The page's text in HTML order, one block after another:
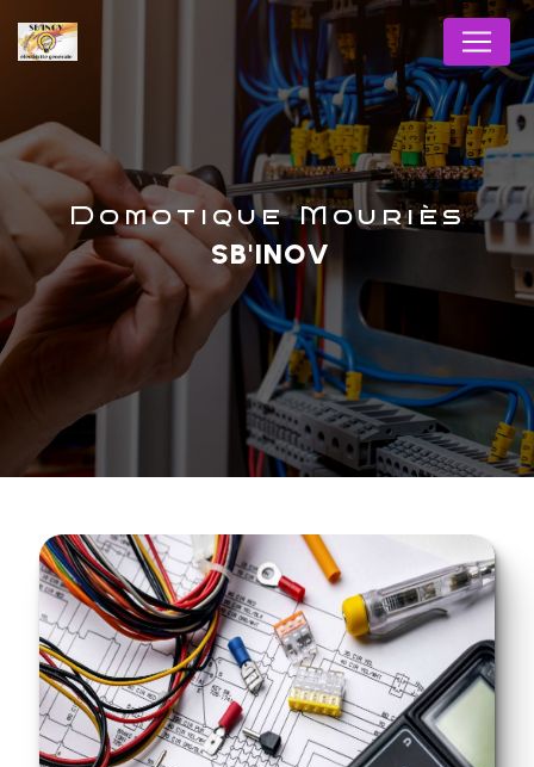
domotique Mouriès
SB'INOV
Panneau de gestion des cookies